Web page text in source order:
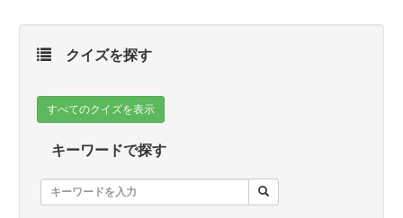
クイズを探す
すべてのクイズを表示
キーワードで探す